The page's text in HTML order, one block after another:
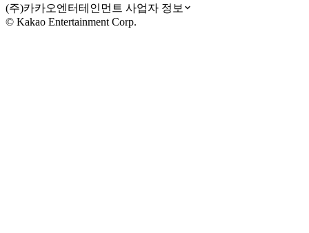
(주)카카오엔터테인먼트 사업자 정보
© Kakao Entertainment Corp.